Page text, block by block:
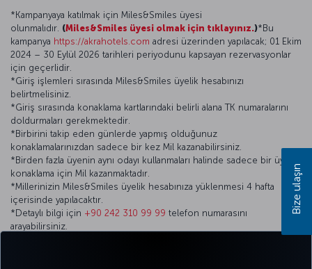
*Kampanyaya katılmak için Miles&Smiles üyesi
olunmalıdır. (Miles&Smiles üyesi olmak için tıklayınız.)*Bu
kampanya https://akrahotels.com adresi üzerinden yapılacak; 01 Ekim
2024 – 30 Eylül 2026 tarihleri periyodunu kapsayan rezervasyonlar
için geçerlidir.
*Giriş işlemleri sırasında Miles&Smiles üyelik hesabınızı
belirtmelisiniz.
*Giriş sırasında konaklama kartlarındaki belirli alana TK numaralarını
doldurmaları gerekmektedir.
*Birbirini takip eden günlerde yapmış olduğunuz
konaklamalarınızdan sadece bir kez Mil kazanabilirsiniz.
*Birden fazla üyenin aynı odayı kullanmaları halinde sadece bir üye
konaklama için Mil kazanmaktadır.
*Millerinizin Miles&Smiles üyelik hesabınıza yüklenmesi 4 hafta
içerisinde yapılacaktır.
*Detaylı bilgi için +90 242 310 99 99 telefon numarasını
arayabilirsiniz.
Bize ulaşın